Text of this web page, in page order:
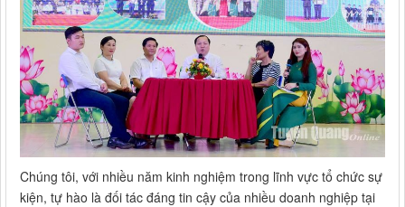
Chúng tôi, với nhiều năm kinh nghiệm trong lĩnh vực tổ chức sự
kiện, tự hào là đối tác đáng tin cậy của nhiều doanh nghiệp tại